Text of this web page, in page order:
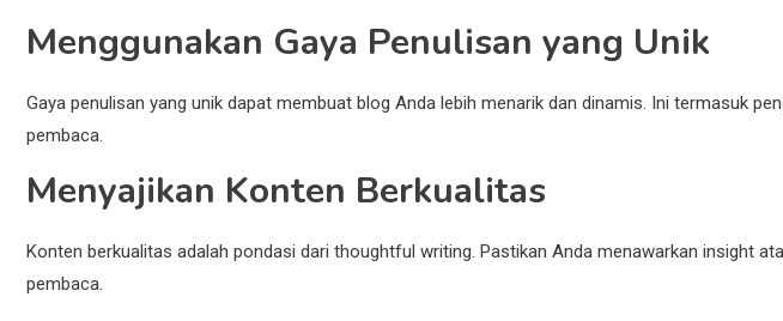
Menggunakan Gaya Penulisan yang Unik
Gaya penulisan yang unik dapat membuat blog Anda lebih menarik dan dinamis. Ini termasuk
pembaca.
Menyajikan Konten Berkualitas
Konten berkualitas adalah pondasi dari thoughtful writing. Pastikan Anda menawarkan insight
pembaca.